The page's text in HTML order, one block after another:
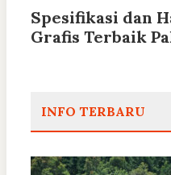
Spesifikasi dan
Grafis Terbaik
INFO TERBARU